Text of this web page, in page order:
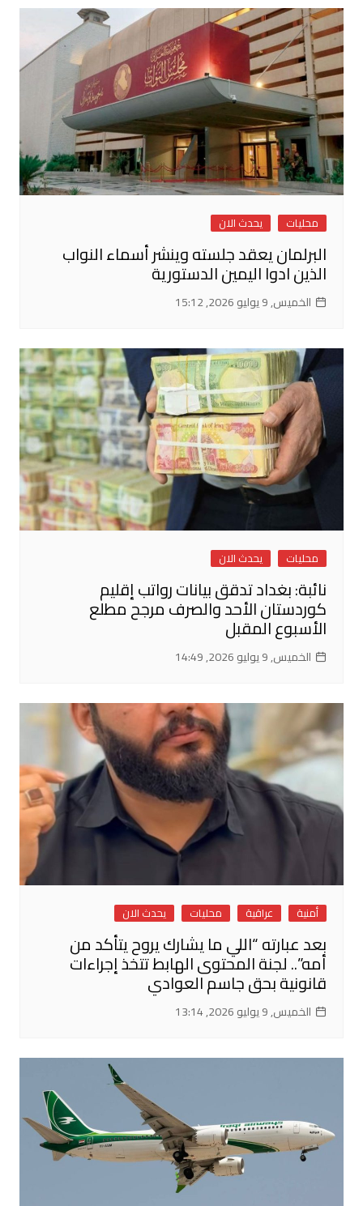
محليات يحدث الان
البرلمان يعقد جلسته وينشر أسماء النواب
الذين ادوا اليمين الدستورية
الخميس, 9 يوليو 2026, 15:12
محليات يحدث الان
نائبة: بغداد تدقق بيانات رواتب إقليم
كوردستان الأحد والصرف مرجح مطلع
الأسبوع المقبل
الخميس, 9 يوليو 2026, 14:49
أمنية عراقية محليات يحدث الان
بعد عبارته “اللي ما يشارك يروح يتأكد من
أمه”.. لجنة المحتوى الهابط تتخذ إجراءات
قانونية بحق جاسم العوادي
الخميس, 9 يوليو 2026, 13:14